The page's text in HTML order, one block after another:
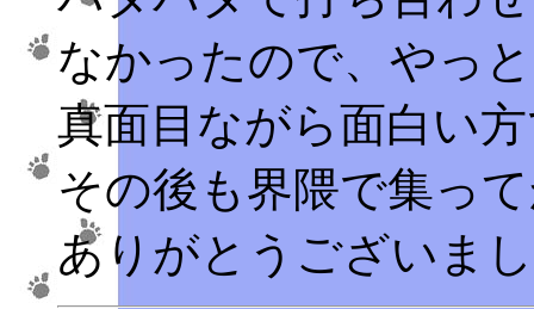
なかったので、やっ
真面目ながら面白い
その後も界隈で集っ
ありがとうございま